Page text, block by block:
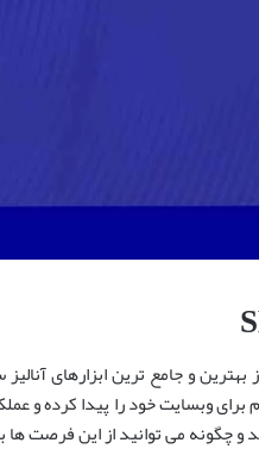
بهترین و جامع ترین ابزارهای
و چگونه می توانید از این فرصت